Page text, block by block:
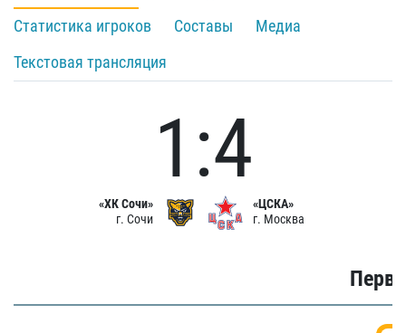
Статистика игроков
Составы
Медиа
Текстовая трансляция
«ХК Сочи»
г. Сочи
1:4
«ЦСКА»
г. Москва